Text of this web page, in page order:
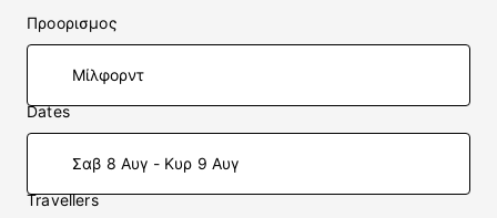
Προορισμος
Dates
Σαβ 8 Αυγ - Κυρ 9 Αυγ
Travellers